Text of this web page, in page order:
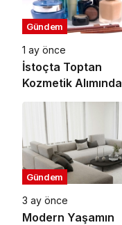
Gündem
1 ay önce
İstoçta Toptan
Kozmetik Alımında
Doğru Adres
Gündem
3 ay önce
Modern Yaşamın